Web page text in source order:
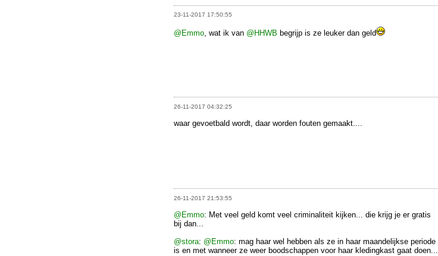
23-11-2017 17:50:55
@Emmo, wat ik van @HHWB begrijp is ze leuker dan geld
26-11-2017 04:32:25
waar gevoetbald wordt, daar worden fouten gemaakt....
26-11-2017 21:53:55
@Emmo: Met veel geld komt veel criminaliteit kijken... die krijg je er gratis
bij dan...
@stora: @Emmo: mag haar wel hebben als ze in haar maandelijkse periode
is en met wanneer ze weer boodschappen voor haar kledingkast gaat doen...